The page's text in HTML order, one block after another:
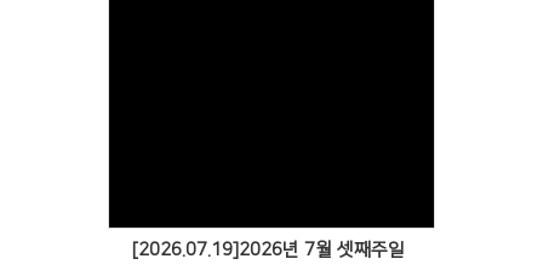
[2026.07.19]2026년 7월 셋째주일